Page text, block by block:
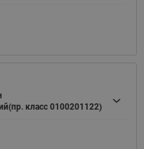
класс 0100201122)